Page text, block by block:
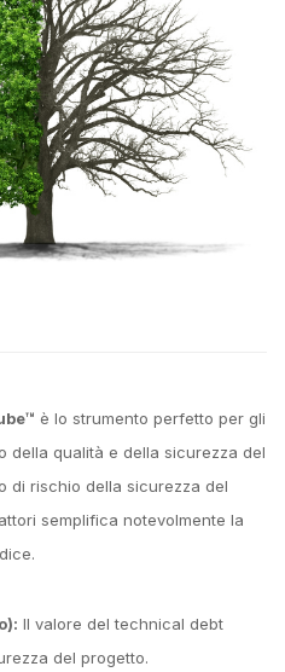
è lo strumento perfetto per gli
della qualità e della sicurezza del
di rischio della sicurezza del
semplifica notevolmente la
Il valore del technical debt
del progetto.